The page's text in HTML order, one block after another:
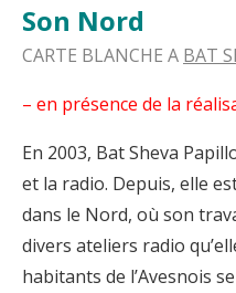
Son Nord
CARTE BLANCHE A BAT
– en présence de la
En 2003, Bat Sheva
et la radio. Depuis, elle
dans le Nord, où son
divers ateliers radio
habitants de l’Avesnois